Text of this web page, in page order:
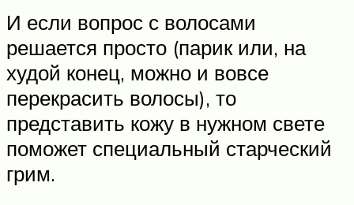
И если вопрос с волосами
решается просто (парик или, на
худой конец, можно и вовсе
перекрасить волосы), то
представить кожу в нужном свете
поможет специальный старческий
грим.